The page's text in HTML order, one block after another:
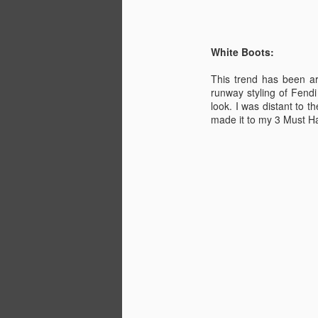
White Boots:
This trend has been
runway styling of
look. I was distant to
made it to my 3 Must